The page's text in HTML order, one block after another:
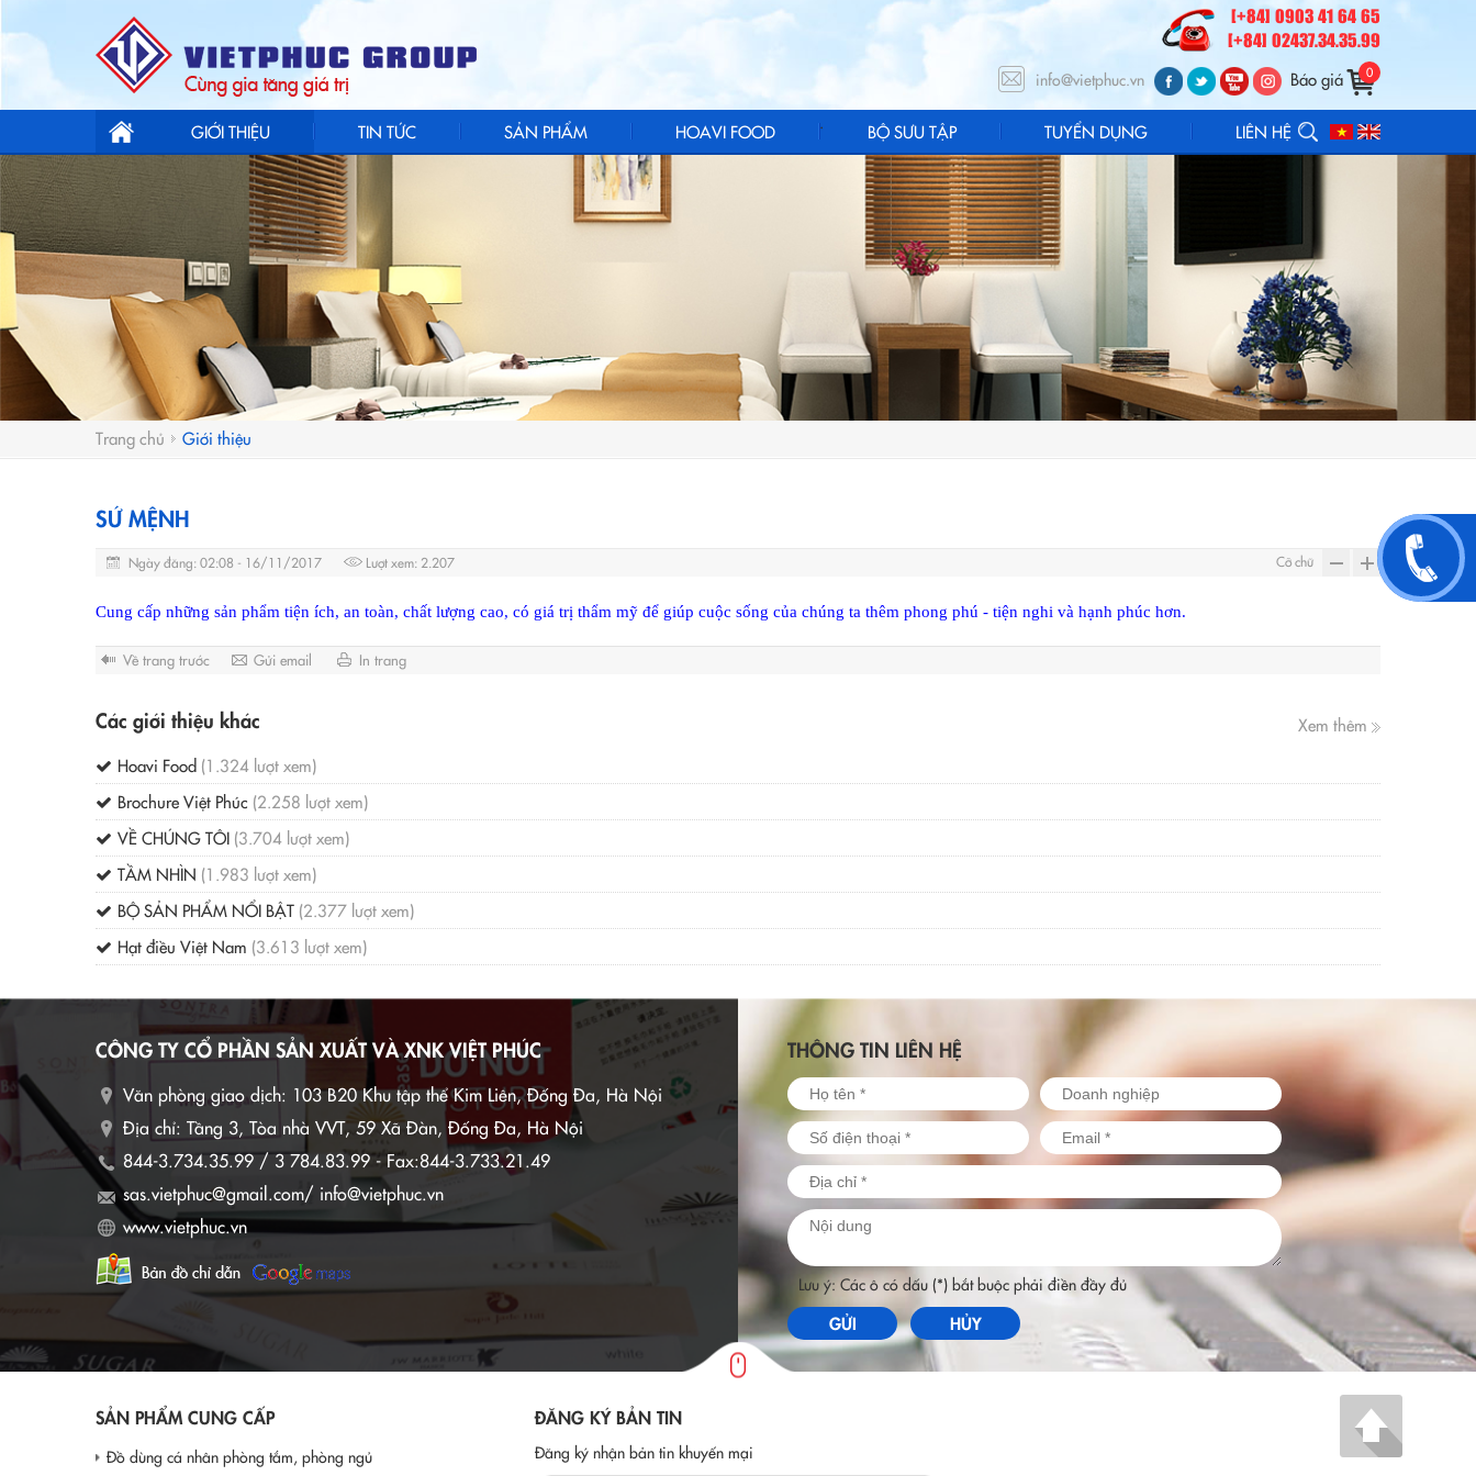
[+84] 0903 41 64 65
[+84] 02437.34.35.99
info@vietphuc.vn Báo giá 0
GIỚI THIỆU TIN TỨC SẢN PHẨM HOAVI FOOD . BỘ SƯU TẬP TUYỂN DỤNG LIÊN HỆ
Trang chủ Giới thiệu
SỨ MỆNH
Ngày đăng: 02:08 - 16/11/2017 Lượt xem: 2.207 Cỡ chữ
Cung cấp những sản phẩm tiện ích, an toàn, chất lượng cao, có giá trị thẩm mỹ để giúp cuộc sống của chúng ta thêm phong phú - tiện nghi và hạnh phúc hơn.
Về trang trước Gửi email In trang
Các giới thiệu khác
Xem thêm
Hoavi Food (1.324 lượt xem)
Brochure Việt Phúc (2.258 lượt xem)
VỀ CHÚNG TÔI (3.704 lượt xem)
TẦM NHÌN (1.983 lượt xem)
BỘ SẢN PHẨM NỔI BẬT (2.377 lượt xem)
Hạt điều Việt Nam (3.613 lượt xem)
CÔNG TY CỔ PHẦN SẢN XUẤT VÀ XNK VIỆT PHÚC
Văn phòng giao dịch: 103 B20 Khu tập thể Kim Liên, Đống Đa, Hà Nội
Địa chỉ: Tầng 3, Tòa nhà VVT, 59 Xã Đàn, Đống Đa, Hà Nội
844-3.734.35.99 / 3 784.83.99 - Fax:844-3.733.21.49
sas.vietphuc@gmail.com/ info@vietphuc.vn
www.vietphuc.vn
THÔNG TIN LIÊN HỆ
Lưu ý: Các ô có dấu (*) bắt buộc phải điền đầy đủ
GỬI HỦY
SẢN PHẨM CUNG CẤP
Đồ dùng cá nhân phòng tắm, phòng ngủ
ĐĂNG KÝ BẢN TIN
Đăng ký nhận bản tin khuyến mại